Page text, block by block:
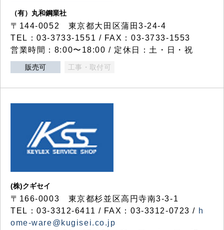
（有）丸和鋼業社
〒144-0052 東京都大田区蒲田3-24-4
TEL：03-3733-1551 / FAX：03-3733-1553
営業時間：8:00〜18:00 / 定休日：土・日・祝
販売可 工事・取付可
(株)クギセイ
〒166-0003 東京都杉並区高円寺南3-3-1
TEL：03-3312-6411 / FAX：03-3312-0723 / h
ome-ware@kugisei.co.jp